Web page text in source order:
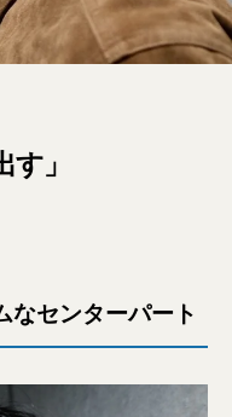
す」
なセンターパート